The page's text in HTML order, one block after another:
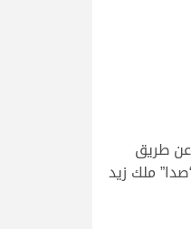
بالرمز والوشاح والجائزة المالية وقدرها 150 ألف ريال عن طريق
المركز الثالث من نصيب “صدا” ملك زيد